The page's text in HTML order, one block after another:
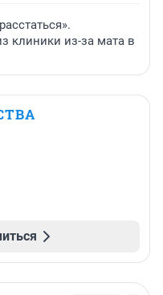
клиники из-за мата в